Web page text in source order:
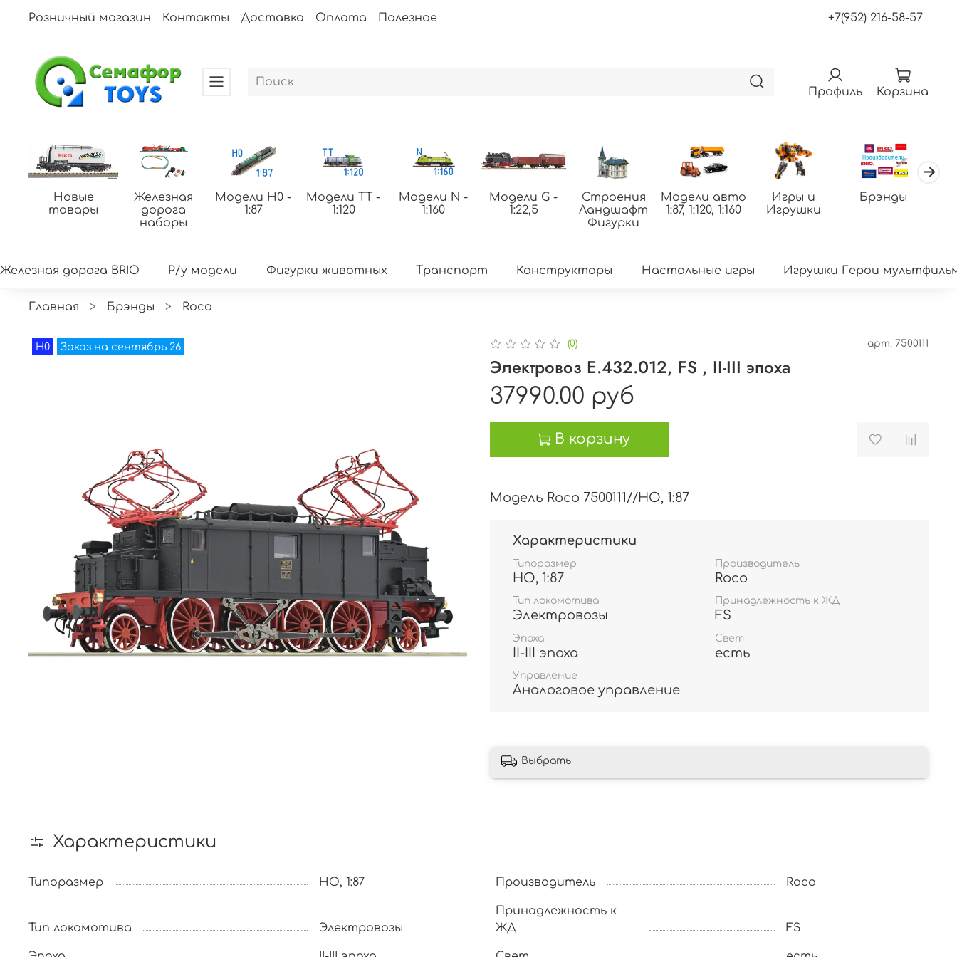
Розничный магазин Контакты Доставка Оплата Полезное +7(952) 216-58-57
Профиль Корзина
Новые
товары
Железная
дорога
наборы
Модели H0 -
1:87
Модели ТТ -
1:120
Модели N -
1:160
Модели G -
1:22,5
Строения
Ландшафт
Фигурки
Модели авто
1:87, 1:120, 1:160
Игры и
Игрушки
Брэнды
Железная дорога BRIO Р/у модели Фигурки животных Транспорт Конструкторы Настольные игры Игрушки Герои
Главная Брэнды Roco
H0 Заказ на сентябрь 26 (0) арт. 7500111
Электровоз E.432.012, FS , II-III эпоха
37990.00 руб
В корзину
Модель Roco 7500111//HO, 1:87
Характеристики
Типоразмер
HO, 1:87
Производитель
Roco
Тип локомотива
Электровозы
Принадлежность к ЖД
FS
Эпоха
II-III эпоха
Свет
есть
Управление
Аналоговое управление
Выбрать
Характеристики
Типоразмер HO, 1:87 Производитель Roco
Тип локомотива Электровозы
Принадлежность к
ЖД
FS